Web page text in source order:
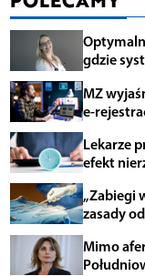
gdzie
MZ
e-
Lekarze
efekt
„Zabiegi
zasady
Mimo